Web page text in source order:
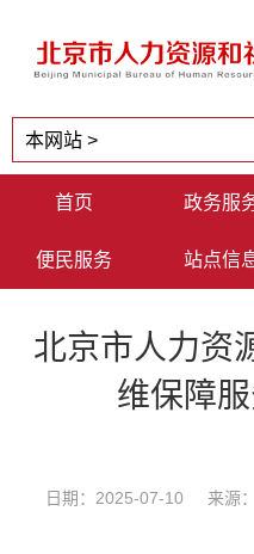
首页 政务服
便民服务 站点信
北京市人力资
维保障
日期：2025-07-10 来源